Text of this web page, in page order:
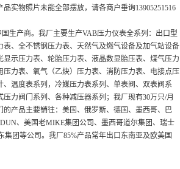
实物照片未能全部摆放，请各商户垂询13905251516
生产商。我厂主要生产VAB压力仪表全系列：出口型
、全不锈钢压力表、天然气及燃气设备及加气站设备
示压力表、轮胎压力表、液晶数显胎压表、煤气压力
力表、氧气（乙炔）压力表、消防压力表、电接点压
温度表系列，冷媒压力表系列、单表阀、双表阀系
力阀门系列、各种减压器系列；我厂现有30万只/月
产品主要销往：美国、俄罗斯、德国、墨西哥、巴
、美国老MIKE集团公司、墨西哥道尔集团、瑞士
团等公司。我厂85%产品常年出口东南亚及欧美国